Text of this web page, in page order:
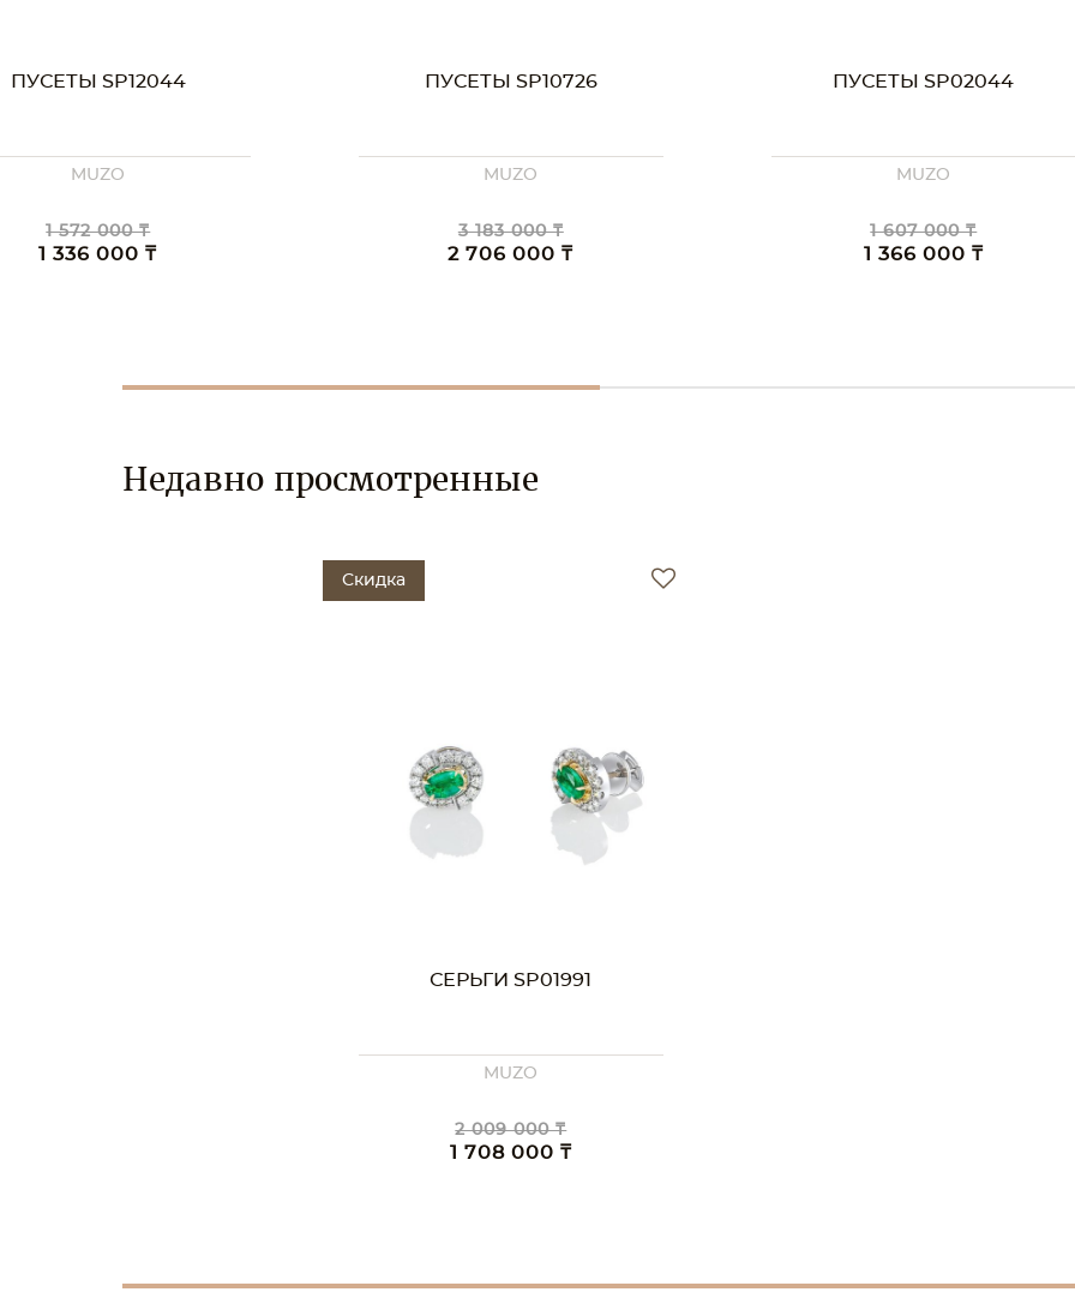
ПУСЕТЫ SP12044
MUZO
1 572 000 ₸
1 336 000 ₸
ПУСЕТЫ SP10726
MUZO
3 183 000 ₸
2 706 000 ₸
ПУСЕТЫ SP02044
MUZO
1 607 000 ₸
1 366 000 ₸
Недавно просмотренные
Скидка
СЕРЬГИ SP01991
MUZO
2 009 000 ₸
1 708 000 ₸